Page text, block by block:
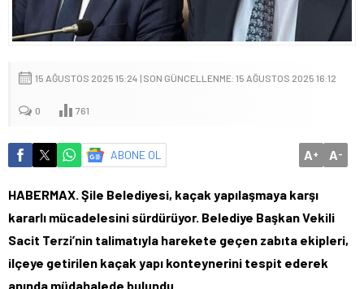
15 AĞUSTOS 2025 15:24 | SON GÜNCELLENME: 15 AĞUSTOS 2025 16:12
0 761
ABONE OL A+ A-
HABERMAX. Şile Belediyesi, kaçak yapılaşmaya karşı
kararlı mücadelesini sürdürüyor. Belediye Başkan Vekili
Sacit Terzi’nin talimatıyla harekete geçen zabıta ekipleri,
ilçeye getirilen kaçak yapı konteynerini tespit ederek
anında müdahalede bulundu